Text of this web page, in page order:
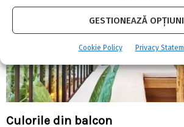
GESTIONEAZĂ OPȚIUNI
Cookie Policy Privacy
Culorile din balcon